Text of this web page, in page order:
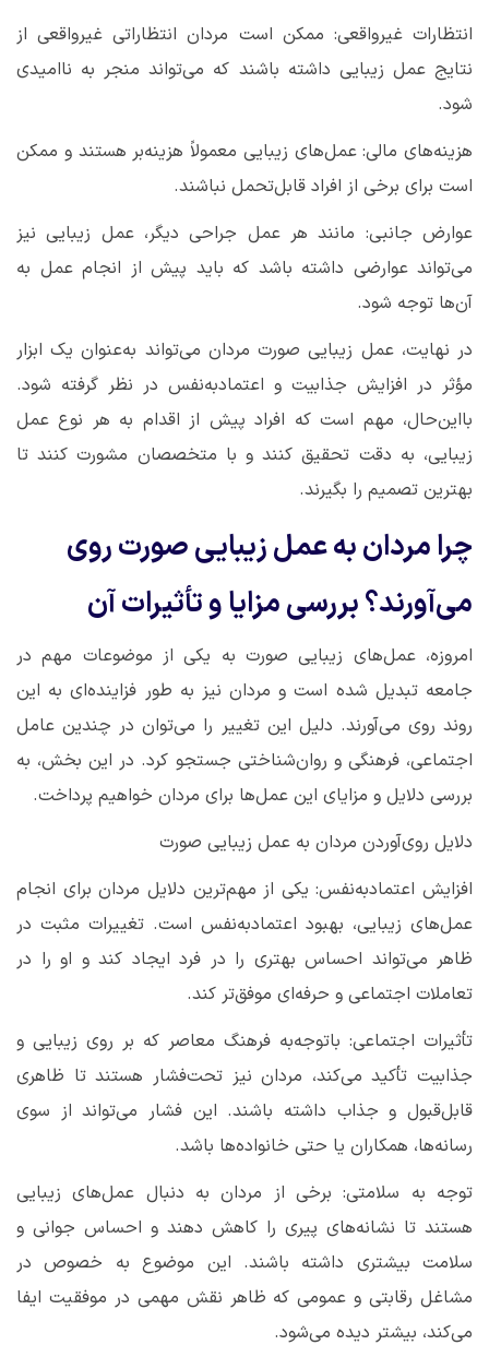
انتظارات غیرواقعی: ممکن است مردان انتظاراتی غیرواقعی از
نتایج عمل زیبایی داشته باشند که می‌تواند منجر به ناامیدی
شود.
هزینه‌های مالی: عمل‌های زیبایی معمولاً هزینه‌بر هستند و ممکن
است برای برخی از افراد قابل‌تحمل نباشند.
عوارض جانبی: مانند هر عمل جراحی دیگر، عمل زیبایی نیز
می‌تواند عوارضی داشته باشد که باید پیش از انجام عمل به
آن‌ها توجه شود.
در نهایت، عمل زیبایی صورت مردان می‌تواند به‌عنوان یک ابزار
مؤثر در افزایش جذابیت و اعتمادبه‌نفس در نظر گرفته شود.
بااین‌حال، مهم است که افراد پیش از اقدام به هر نوع عمل
زیبایی، به دقت تحقیق کنند و با متخصصان مشورت کنند تا
بهترین تصمیم را بگیرند.
چرا مردان به عمل زیبایی صورت روی
می‌آورند؟ بررسی مزایا و تأثیرات آن
امروزه، عمل‌های زیبایی صورت به یکی از موضوعات مهم در
جامعه تبدیل شده است و مردان نیز به طور فزاینده‌ای به این
روند روی می‌آورند. دلیل این تغییر را می‌توان در چندین عامل
اجتماعی، فرهنگی و روان‌شناختی جستجو کرد. در این بخش، به
بررسی دلایل و مزایای این عمل‌ها برای مردان خواهیم پرداخت.
دلایل روی‌آوردن مردان به عمل زیبایی صورت
افزایش اعتمادبه‌نفس: یکی از مهم‌ترین دلایل مردان برای انجام
عمل‌های زیبایی، بهبود اعتمادبه‌نفس است. تغییرات مثبت در
ظاهر می‌تواند احساس بهتری را در فرد ایجاد کند و او را در
تعاملات اجتماعی و حرفه‌ای موفق‌تر کند.
تأثیرات اجتماعی: باتوجه‌به فرهنگ معاصر که بر روی زیبایی و
جذابیت تأکید می‌کند، مردان نیز تحت‌فشار هستند تا ظاهری
قابل‌قبول و جذاب داشته باشند. این فشار می‌تواند از سوی
رسانه‌ها، همکاران یا حتی خانواده‌ها باشد.
توجه به سلامتی: برخی از مردان به دنبال عمل‌های زیبایی
هستند تا نشانه‌های پیری را کاهش دهند و احساس جوانی و
سلامت بیشتری داشته باشند. این موضوع به خصوص در
مشاغل رقابتی و عمومی که ظاهر نقش مهمی در موفقیت ایفا
می‌کند، بیشتر دیده می‌شود.